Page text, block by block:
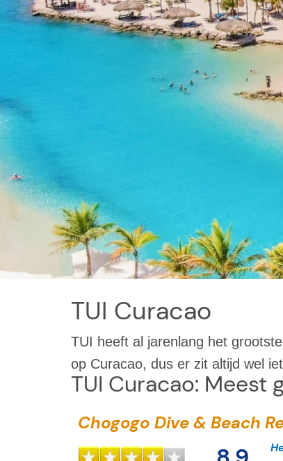
TUI Curacao
TUI heeft al jarenlang het
op Curacao, dus er zit altijd wel
TUI Curacao: Meest
Chogogo Dive & Beach